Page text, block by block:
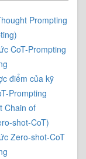
Prompting
CoT-Prompting
điểm của kỹ
Prompting
Chain of
shot-CoT)
Zero-shot-CoT